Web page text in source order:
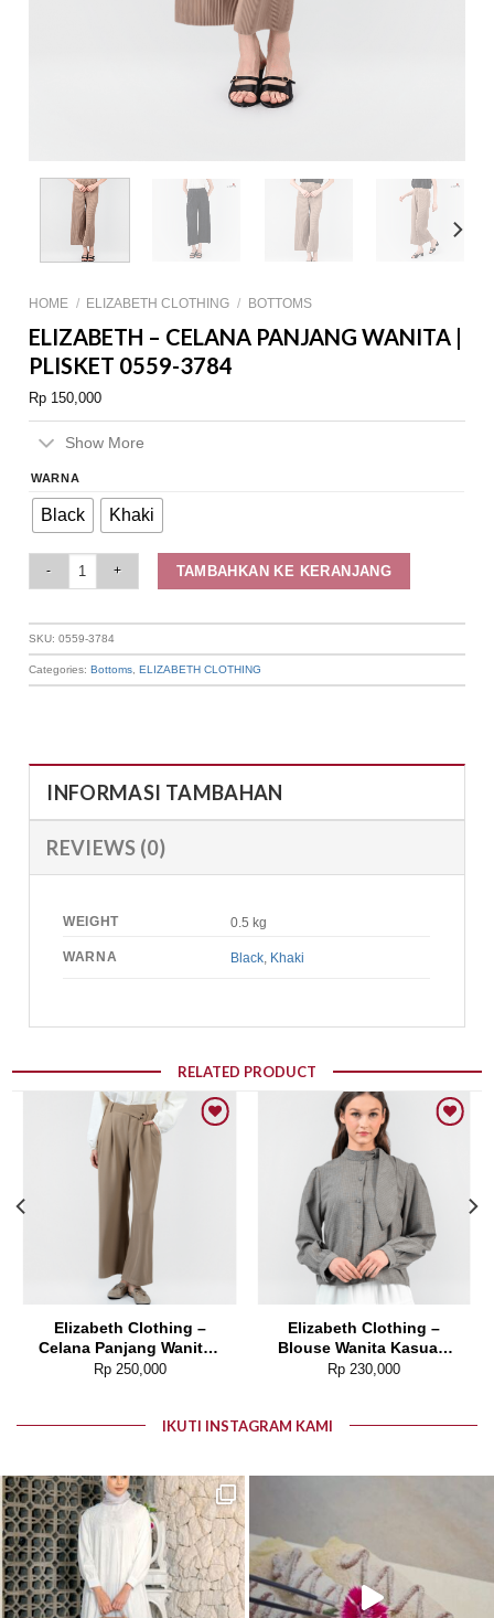
HOME / ELIZABETH CLOTHING / BOTTOMS
ELIZABETH – CELANA PANJANG WANITA |
PLISKET 0559-3784
Rp 150,000
Show More
WARNA
Black Khaki
TAMBAHKAN KE KERANJANG
SKU:0559-3784
Categories:Bottoms ,ELIZABETH CLOTHING
INFORMASI TAMBAHAN
REVIEWS (0)
WEIGHT 0.5 kg
WARNA Black Khaki
RELATED PRODUCT
Add to wishlist
Elizabeth Clothing –
Celana Panjang Wanita |
Kulot 0559-3054
Rp250,000
Add to wishlist
Elizabeth Clothing –
Blouse Wanita Kasual |
Kancing Depan 0559-
Rp 230,000
IKUTI INSTAGRAM KAMI